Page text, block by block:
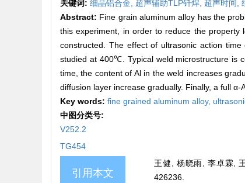
关键词: 细晶铝合金, 超声辅助TLP钎焊, 超声时间,
Abstract: Fine grain aluminum alloy has the
this experiment, in order to reduce the property
constructed. The effect of ultrasonic action
studied at 400℃. Typical weld microstructure is
time, the content of Al in the weld increases
diffusion layer increase gradually. Finally, a full
Key words: fine grained aluminum alloy,
中图分类号:
V252.2
TG454
引用本文
王健, 杨晓雨, 李卓霖,
426236.